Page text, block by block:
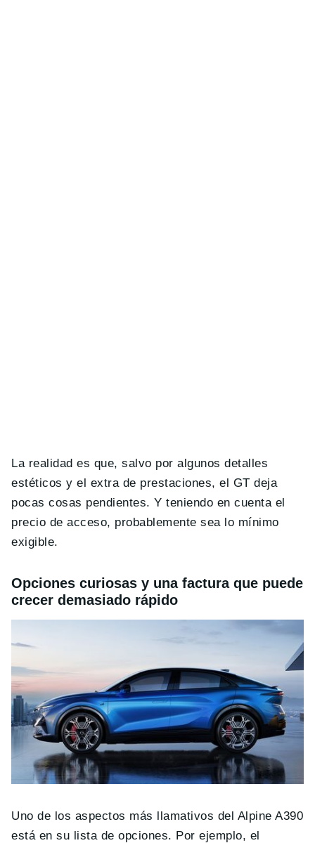
La realidad es que, salvo por algunos detalles
estéticos y el extra de prestaciones, el GT deja
pocas cosas pendientes. Y teniendo en cuenta el
precio de acceso, probablemente sea lo mínimo
exigible.
Opciones curiosas y una factura que puede
crecer demasiado rápido
Uno de los aspectos más llamativos del Alpine A390
está en su lista de opciones. Por ejemplo, el